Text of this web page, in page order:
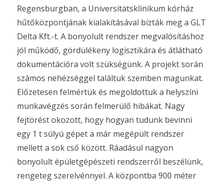
Regensburgban, a Universitätsklinikum kórház
hűtőközpontjának kialakításával bízták meg a GLT
Delta Kft.-t. A bonyolult rendszer megvalósításhoz
jól működő, gördülékeny logisztikára és átlátható
dokumentációra volt szükségünk. A projekt során
számos nehézséggel találtuk szemben magunkat.
Előzetesen felmértük és megoldottuk a helyszíni
munkavégzés során felmerülő hibákat. Nagy
fejtörést okozott, hogy hogyan tudunk bevinni
egy 1 t súlyú gépet a már megépült rendszer
mellett a sok cső között. Ráadásul nagyon
bonyolult épületgépészeti rendszerről beszélünk,
rengeteg szerelvénnyel. A központba 900 méter